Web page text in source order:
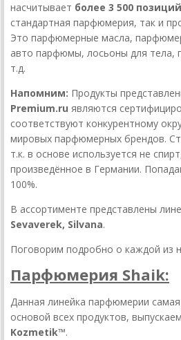
насчитывает более 3 500 позиций
стандартная парфюмерия, так и
Это парфюмерные масла,
авто парфюмы, лосьоны для
т.д.
Напомним: Продукты
Premium.ru являются
соответствуют конкурентному
мировых парфюмерных брендов.
т.к. в основе используется не
произведённое в Германии.
100%.
В ассортименте представлены
Sevaverek, Silvana.
Поговорим подробно о каждой из
Парфюмерия Shaik:
Данная линейка парфюмерии
основой всех продуктов,
Kozmetik™.